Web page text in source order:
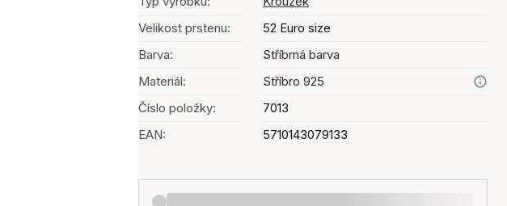
Velikost prstenu:
52 Euro size
Barva:
Stříbrná barva
Materiál:
Stříbro 925
Číslo položky:
7013
EAN:
5710143079133